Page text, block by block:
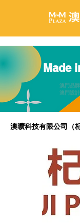
Made
澳門品
澳門設
澳曠科技有限公司（